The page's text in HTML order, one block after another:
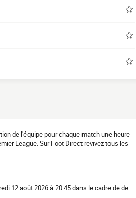
de l'équipe pour chaque match une heure
League. Sur Foot Direct revivez tous les
12 août 2026 à 20:45 dans le cadre de de